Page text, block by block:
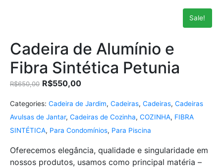
Sale!
Cadeira de Alumínio e
Fibra Sintética Petunia
R$650,00 R$550,00
Categories: Cadeira de Jardim, Cadeiras, Cadeiras, Cadeiras
Avulsas de Jantar, Cadeiras de Cozinha, COZINHA, FIBRA
SINTÉTICA, Para Condomínios, Para Piscina
Oferecemos elegância, qualidade e singularidade em
nossos produtos, usamos como principal matéria –